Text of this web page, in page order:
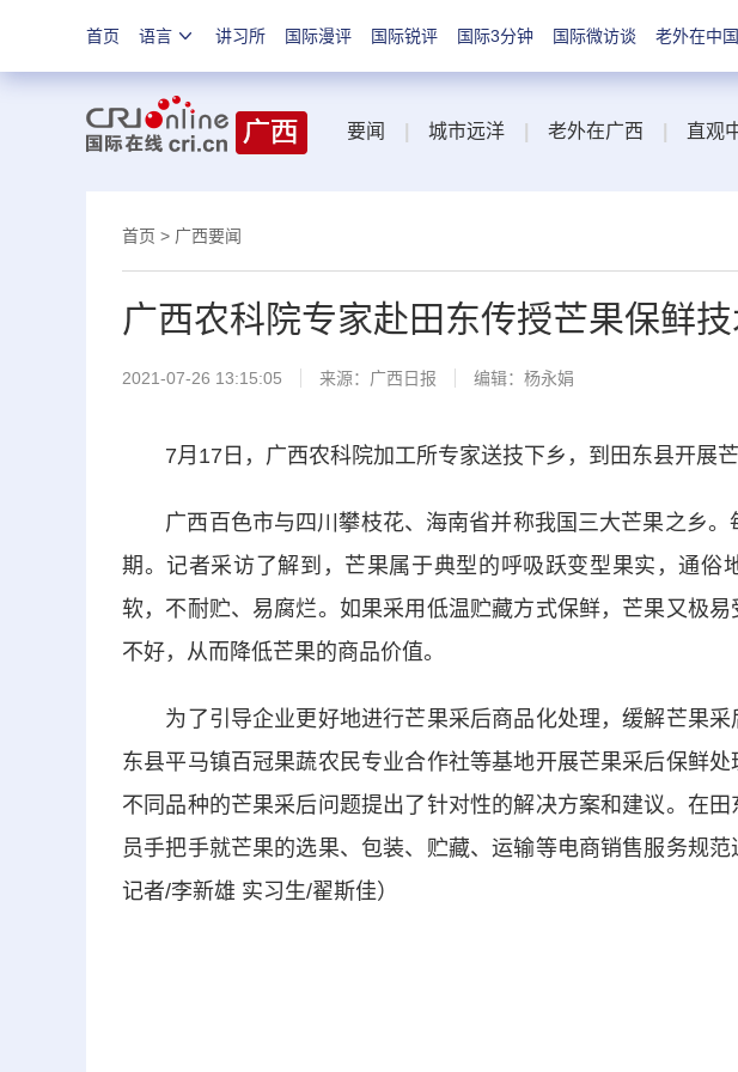
首页 语言 讲习所 国际漫评 国际锐评 国际3分钟 国际微访谈 老外在中国
要闻 城市远洋 老外在广西 直观
首页 > 广西要闻
广西农科院专家赴田东传授芒果保鲜
2021-07-26 13:15:05 来源： 广西日报 编辑：杨永娟
7月17日，广西农科院加工所专家送技下乡，到田东县开展芒
广西百色市与四川攀枝花、海南省并称我国三大芒果之乡。
期。记者采访了解到，芒果属于典型的呼吸跃变型果实，通俗
软，不耐贮、易腐烂。如果采用低温贮藏方式保鲜，芒果又极
不好，从而降低芒果的商品价值。
为了引导企业更好地进行芒果采后商品化处理，缓解芒果采
东县平马镇百冠果蔬农民专业合作社等基地开展芒果采后保鲜
不同品种的芒果采后问题提出了针对性的解决方案和建议。在
员手把手就芒果的选果、包装、贮藏、运输等电商销售服务规
记者/李新雄 实习生/翟斯佳）